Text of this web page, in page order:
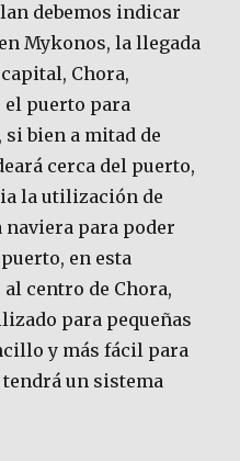
debemos indicar
Mykonos, la llegada
Chora,
puerto para
bien a mitad de
cerca del puerto,
la utilización de
naviera para poder
en esta
centro de Chora,
para pequeñas
y más fácil para
un sistema